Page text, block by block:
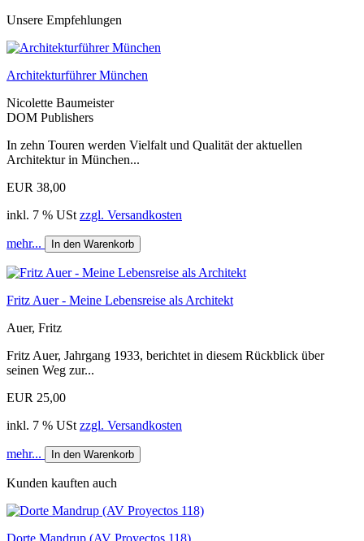
Unsere Empfehlungen
Architekturführer München
Nicolette Baumeister
DOM Publishers
In zehn Touren werden Vielfalt und Qualität der aktuellen
Architektur in München...
EUR 38,00
inkl. 7 % USt zzgl. Versandkosten
mehr... In den Warenkorb
Fritz Auer - Meine Lebensreise als Architekt
Auer, Fritz
Fritz Auer, Jahrgang 1933, berichtet in diesem Rückblick über
seinen Weg zur...
EUR 25,00
inkl. 7 % USt zzgl. Versandkosten
mehr... In den Warenkorb
Kunden kauften auch
Dorte Mandrup (AV Proyectos 118)